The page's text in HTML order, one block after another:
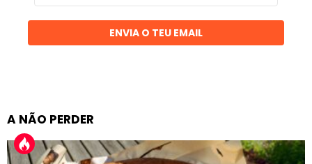
email
ENVIA O TEU EMAIL
A NÃO PERDER